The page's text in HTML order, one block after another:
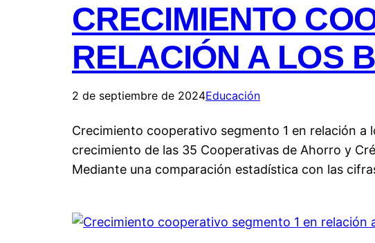
CRECIMIENTO
RELACIÓN A LOS
2 de septiembre de 2024Educación
Crecimiento cooperativo segmento 1 en relación
crecimiento de las 35 Cooperativas de Ahorro y
Mediante una comparación estadística con las